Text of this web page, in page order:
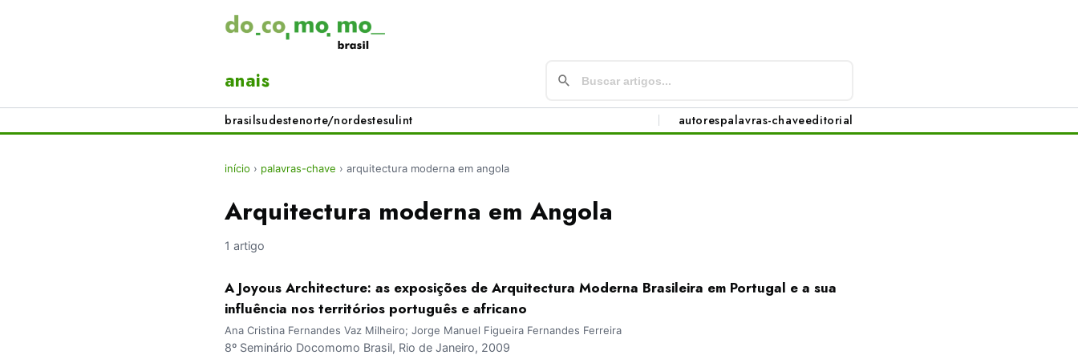
anais
brasilsudestenorte/nordestesulint autorespalavras-chaveeditorial
início › palavras-chave › arquitectura moderna em angola
Arquitectura moderna em Angola
1 artigo
A Joyous Architecture: as exposições de Arquitectura Moderna Brasileira em Portugal e a sua
influência nos territórios português e africano
Ana Cristina Fernandes Vaz Milheiro; Jorge Manuel Figueira Fernandes Ferreira
8º Seminário Docomomo Brasil, Rio de Janeiro, 2009